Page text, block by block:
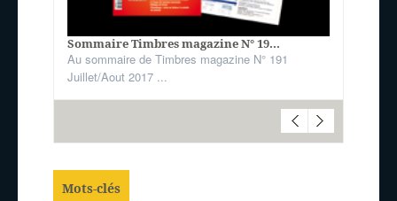
Sommaire Timbres magazine N° 19...
Au sommaire de Timbres magazine N° 191
Juillet/Aout 2017 ...
Mots-clés